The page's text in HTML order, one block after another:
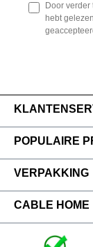
Door verder
hebt
POPULAIRE
VERPAKKING
CABLE HOME